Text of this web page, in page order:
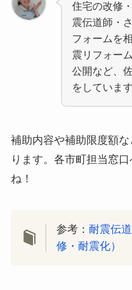
住宅の改修
震伝道師・
フォームを
震リフォー
公開など、
をしていま
補助内容や補助限度額
ります。各市町担当窓
ね！
参考： 耐震伝
修・耐震化）